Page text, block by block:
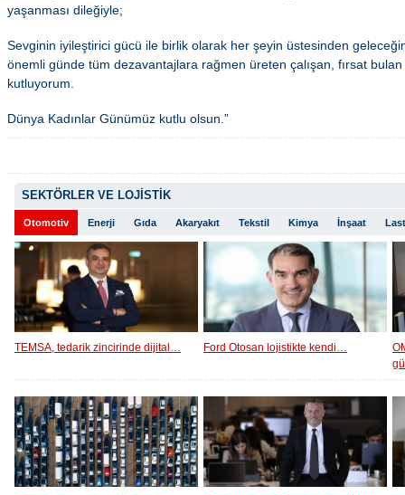
yaşanması dileğiyle;
Sevginin iyileştirici gücü ile birlik olarak her şeyin üstesinden
önemli günde tüm dezavantajlara rağmen üreten çalışan, fırsat
kutluyorum.
Dünya Kadınlar Günümüz kutlu olsun.”
SEKTÖRLER VE LOJİSTİK
Otomotiv Enerji Gıda Akaryakıt Tekstil Kimya İnşaat
TEMSA, tedarik zincirinde dijital… Ford Otosan lojistikte kendi…